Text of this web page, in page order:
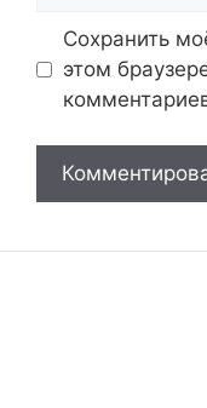
Сохранить
этом